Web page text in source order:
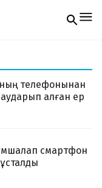
email
телефонынан
аударып алған ер
смартфон